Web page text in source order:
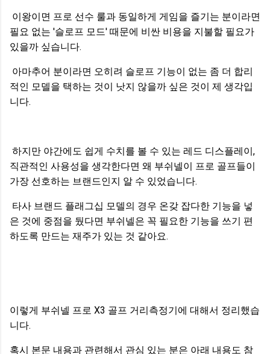
이왕이면 프로 선수 룰과 동일하게 게임을 즐기는 분이라면
필요 없는 '슬로프 모드' 때문에 비싼 비용을 지불할 필요가
있을까 싶습니다.
아마추어 분이라면 오히려 슬로프 기능이 없는 좀 더 합리
적인 모델을 택하는 것이 낫지 않을까 싶은 것이 제 생각입
니다.
하지만 야간에도 쉽게 수치를 볼 수 있는 레드 디스플레이,
직관적인 사용성을 생각한다면 왜 부쉬넬이 프로 골프들이
가장 선호하는 브랜드인지 알 수 있었습니다.
타사 브랜드 플래그십 모델의 경우 온갖 잡다한 기능을 넣
은 것에 중점을 뒀다면 부쉬넬은 꼭 필요한 기능을 쓰기 편
하도록 만드는 재주가 있는 것 같아요.
이렇게 부쉬넬 프로 X3 골프 거리측정기에 대해서 정리했습
니다.
혹시 본문 내용과 관련해서 관심 있는 분은 아래 내용도 참